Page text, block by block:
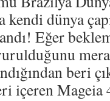
dünya
Eğer
beri
içeren